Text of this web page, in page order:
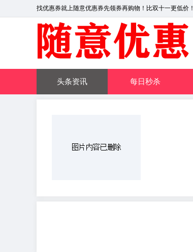
找优惠券就上随意优惠券先领券再购物！比双十一更低价！
头条资讯 每日秒杀